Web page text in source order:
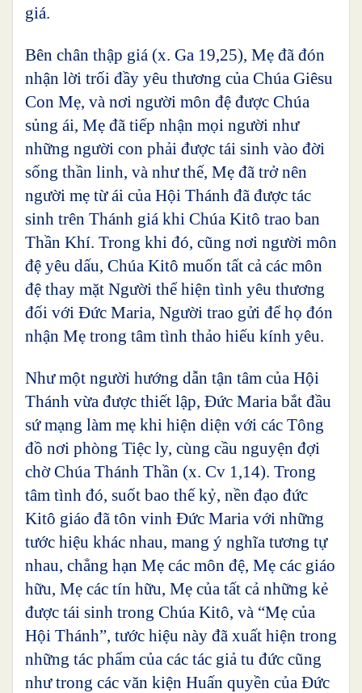
giá.
Bên chân thập giá (x. Ga 19,25), Mẹ đã đón
nhận lời trối đầy yêu thương của Chúa Giêsu
Con Mẹ, và nơi người môn đệ được Chúa
sủng ái, Mẹ đã tiếp nhận mọi người như
những người con phải được tái sinh vào đời
sống thần linh, và như thế, Mẹ đã trở nên
người mẹ từ ái của Hội Thánh đã được tác
sinh trên Thánh giá khi Chúa Kitô trao ban
Thần Khí. Trong khi đó, cũng nơi người môn
đệ yêu dấu, Chúa Kitô muốn tất cả các môn
đệ thay mặt Người thể hiện tình yêu thương
đối với Đức Maria, Người trao gửi để họ đón
nhận Mẹ trong tâm tình thảo hiếu kính yêu.
Như một người hướng dẫn tận tâm của Hội
Thánh vừa được thiết lập, Đức Maria bắt đầu
sứ mạng làm mẹ khi hiện diện với các Tông
đồ nơi phòng Tiệc ly, cùng cầu nguyện đợi
chờ Chúa Thánh Thần (x. Cv 1,14). Trong
tâm tình đó, suốt bao thế kỷ, nền đạo đức
Kitô giáo đã tôn vinh Đức Maria với những
tước hiệu khác nhau, mang ý nghĩa tương tự
nhau, chẳng hạn Mẹ các môn đệ, Mẹ các giáo
hữu, Mẹ các tín hữu, Mẹ của tất cả những kẻ
được tái sinh trong Chúa Kitô, và “Mẹ của
Hội Thánh”, tước hiệu này đã xuất hiện trong
những tác phẩm của các tác giả tu đức cũng
như trong các văn kiện Huấn quyền của Đức